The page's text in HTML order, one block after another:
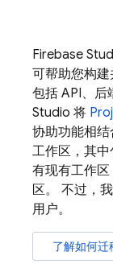
Firebase
可帮助您构建
包括 API、后
Studio 将
协助功能相
工作区，其
有现有工作
区。 不过，
用户。
了解如何迁